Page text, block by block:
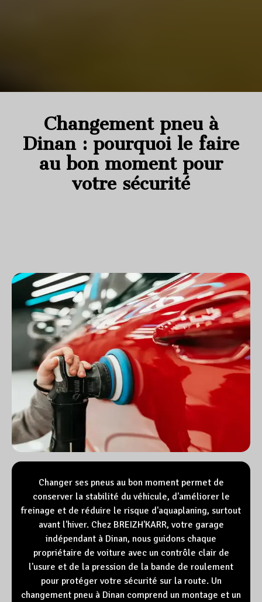
Changement pneu à
Dinan : pourquoi le faire
au bon moment pour
votre sécurité
Changer ses pneus au bon moment permet de
conserver la stabilité du véhicule, d'améliorer le
freinage et de réduire le risque d'aquaplaning, surtout
avant l'hiver. Chez BREIZH'KARR, votre garage
indépendant à Dinan, nous guidons chaque
propriétaire de voiture avec un contrôle clair de
l'usure et de la pression de la bande de roulement
pour protéger votre sécurité sur la route. Un
changement pneu à Dinan comprend un montage et un